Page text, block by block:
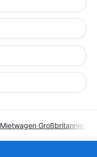
Mietwagen Großbritannien